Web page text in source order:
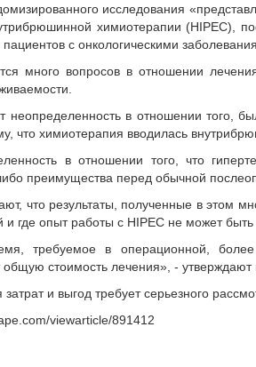
исследования
химиотерапии (HIPEC),
с онкологическими
много вопросов в отношении
неопределенность в отношении того,
что химиотерапия вводилась
в отношении того, что
преимущества перед обычной
что результаты, полученные в этом
где опыт работы с HIPEC не может быть
требуемое в операционной,
стоимость лечения», - утверждают
и выгод требует серьезного
viewarticle/891412